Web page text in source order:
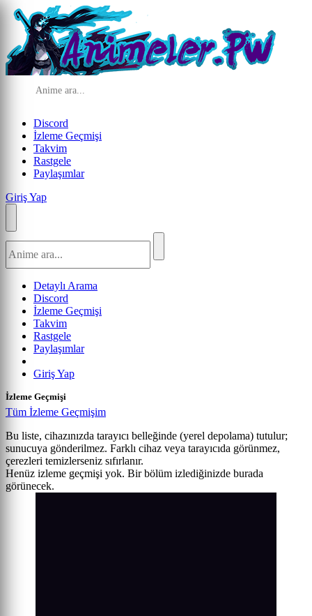
Discord
İzleme Geçmişi
Takvim
Rastgele
Paylaşımlar
Giriş Yap
Detaylı Arama
Discord
İzleme Geçmişi
Takvim
Rastgele
Paylaşımlar
Giriş Yap
İzleme Geçmişi
Tüm İzleme Geçmişim
Bu liste, cihazınızda tarayıcı belleğinde (yerel depolama) tutulur;
sunucuya gönderilmez. Farklı cihaz veya tarayıcıda görünmez,
çerezleri temizlerseniz sıfırlanır.
Henüz izleme geçmişi yok. Bir bölüm izlediğinizde burada
görünecek.